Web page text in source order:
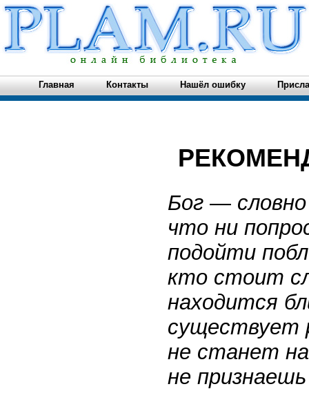
Главная Контакты Нашёл ошибку
Бог —
что ни
подойти
кто стоит
находится
существует
не станет
не